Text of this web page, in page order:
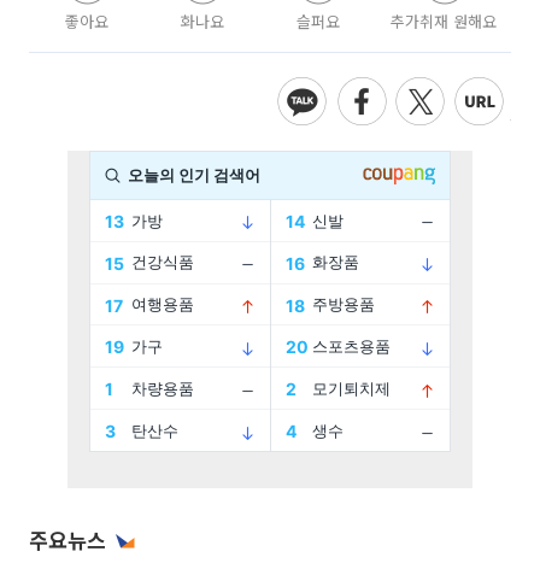
좋아요 화나요 슬퍼요 추가취재 원해요
주요뉴스